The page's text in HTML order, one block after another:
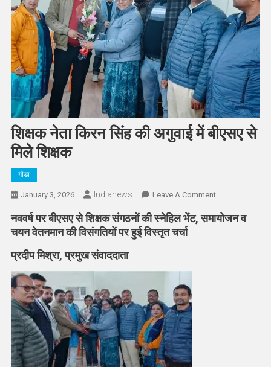
शिक्षक नेता किरन सिंह की अगुवाई में बीएसए से
मिले शिक्षक
गोंडा
January 3, 2026 Indianews Leave A CommentOn
नेता
नववर्ष पर बीएसए से शिक्षक संगठनों की स्नेहिल भेंट, समायोजन व
चयन वेतनमान की विसंगतियों पर हुई विस्तृत चर्चा
प्रदीप मिश्रा, प्रमुख संवाददाता